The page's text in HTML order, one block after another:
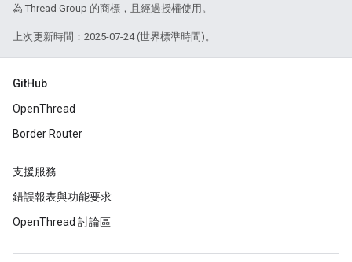
為 Thread Group 的商標，且經過授權使用。
上次更新時間：2025-07-24 (世界標準時間)。
GitHub
OpenThread
Border Router
支援服務
錯誤報表與功能要求
OpenThread 討論區